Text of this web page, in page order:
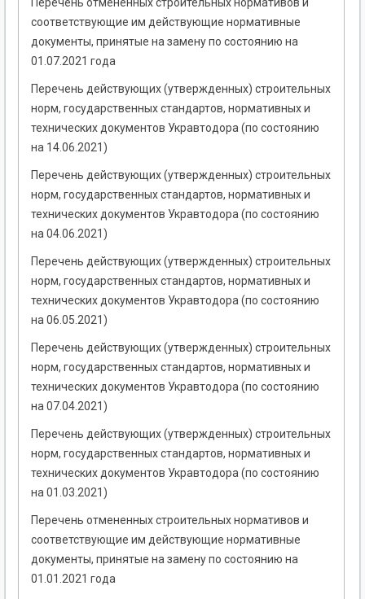
Перечень отмененных строительных нормативов и
соответствующие им действующие нормативные
документы, принятые на замену по состоянию на
01.07.2021 года
Перечень действующих (утвержденных) строительных
норм, государственных стандартов, нормативных и
технических документов Укравтодора (по состоянию
на 14.06.2021)
Перечень действующих (утвержденных) строительных
норм, государственных стандартов, нормативных и
технических документов Укравтодора (по состоянию
на 04.06.2021)
Перечень действующих (утвержденных) строительных
норм, государственных стандартов, нормативных и
технических документов Укравтодора (по состоянию
на 06.05.2021)
Перечень действующих (утвержденных) строительных
норм, государственных стандартов, нормативных и
технических документов Укравтодора (по состоянию
на 07.04.2021)
Перечень действующих (утвержденных) строительных
норм, государственных стандартов, нормативных и
технических документов Укравтодора (по состоянию
на 01.03.2021)
Перечень отмененных строительных нормативов и
соответствующие им действующие нормативные
документы, принятые на замену по состоянию на
01.01.2021 года